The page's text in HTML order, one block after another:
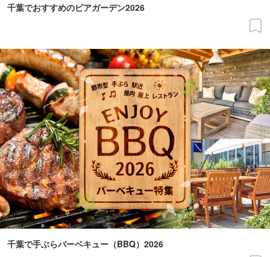
千葉でおすすめのビアガーデン2026
千葉で手ぶらバーベキュー（BBQ）2026